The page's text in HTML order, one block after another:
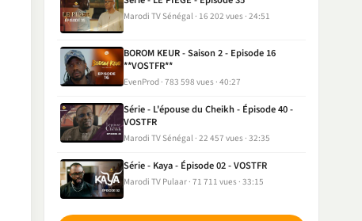
Marodi TV Sénégal 16 202 vues 24:51
BOROM KEUR - Saison 2 - Episode 16
**VOSTFR**
EvenProd 783 598 vues 40:27
Série - L'épouse du Cheikh - Épisode 40 -
VOSTFR
Marodi TV Sénégal 22 457 vues 32:35
Série - Kaya - Épisode 02 - VOSTFR
Marodi TV Pulaar 71 711 vues 33:15